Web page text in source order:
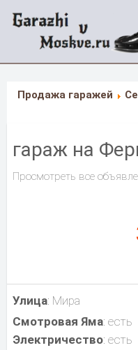
Продажа гаражей
гараж на
Просмотреть все
Улица: Мира
Смотровая Яма: есть
Электричество: есть